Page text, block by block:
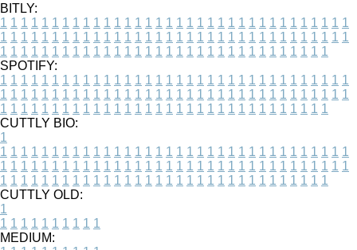
BITLY:
1 1 1 1 1 1 1 1 1 1 1 1 1 1 1 1 1 1 1 1 1 1 1 1 1 1 1 1 1 1 1 1 1 1
1 1 1 1 1 1 1 1 1 1 1 1 1 1 1 1 1 1 1 1 1 1 1 1 1 1 1 1 1 1 1 1 1 1
1 1 1 1 1 1 1 1 1 1 1 1 1 1 1 1 1 1 1 1 1 1 1 1 1 1 1 1 1 1 1 1
SPOTIFY:
1 1 1 1 1 1 1 1 1 1 1 1 1 1 1 1 1 1 1 1 1 1 1 1 1 1 1 1 1 1 1 1 1 1
1 1 1 1 1 1 1 1 1 1 1 1 1 1 1 1 1 1 1 1 1 1 1 1 1 1 1 1 1 1 1 1 1 1
1 1 1 1 1 1 1 1 1 1 1 1 1 1 1 1 1 1 1 1 1 1 1 1 1 1 1 1 1 1 1 1
CUTTLY BIO:
1
1 1 1 1 1 1 1 1 1 1 1 1 1 1 1 1 1 1 1 1 1 1 1 1 1 1 1 1 1 1 1 1 1 1
1 1 1 1 1 1 1 1 1 1 1 1 1 1 1 1 1 1 1 1 1 1 1 1 1 1 1 1 1 1 1 1 1 1
1 1 1 1 1 1 1 1 1 1 1 1 1 1 1 1 1 1 1 1 1 1 1 1 1 1 1 1 1 1 1 1
CUTTLY OLD:
1
1 1 1 1 1 1 1 1 1 1
MEDIUM: